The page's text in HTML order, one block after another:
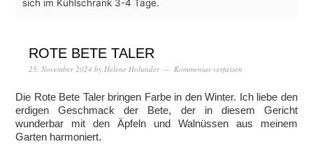
sich im Kühlschrank 3-4 Tage.
ROTE BETE TALER
25. November 2024 by Helene Holunder Kommentar verfassen
Die Rote Bete Taler bringen Farbe in den Winter. Ich liebe den
erdigen Geschmack der Bete, der in diesem Gericht
wunderbar mit den Äpfeln und Walnüssen aus meinem
Garten harmoniert.